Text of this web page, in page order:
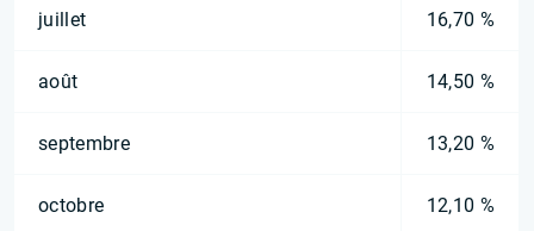
juillet 16,70 %
août 14,50 %
septembre 13,20 %
octobre 12,10 %